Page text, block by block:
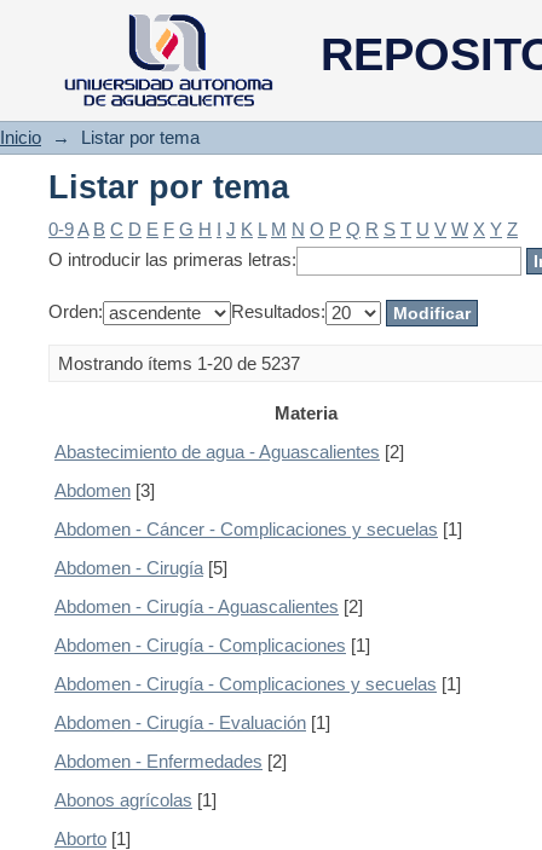
Listar por tema
Inicio → Listar por tema
Listar por tema
0-9A B C D E F G H I J K L M N O P Q R S T U V W X Y Z
O introducir las primeras letras:
Orden: Resultados:
Mostrando ítems 1-20 de 5237
Materia
Abastecimiento de agua - Aguascalientes [2]
Abdomen [3]
Abdomen - Cáncer - Complicaciones y secuelas [1]
Abdomen - Cirugía [5]
Abdomen - Cirugía - Aguascalientes [2]
Abdomen - Cirugía - Complicaciones [1]
Abdomen - Cirugía - Complicaciones y secuelas [1]
Abdomen - Cirugía - Evaluación [1]
Abdomen - Enfermedades [2]
Abonos agrícolas [1]
Aborto [1]